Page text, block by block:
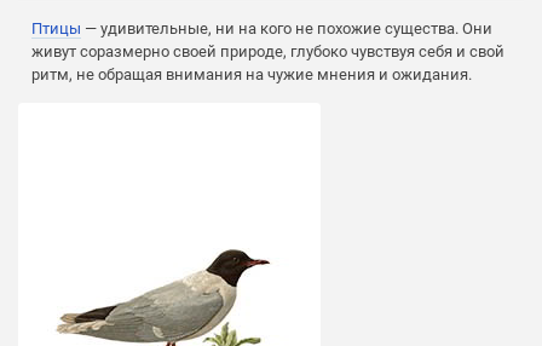
Птицы — удивительные, ни на кого не похожие существа. Они
живут соразмерно своей природе, глубоко чувствуя себя и свой
ритм, не обращая внимания на чужие мнения и ожидания.